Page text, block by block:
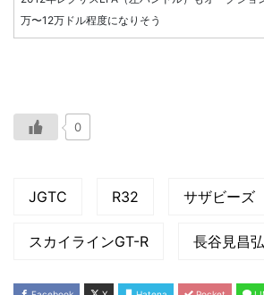
万〜12万ドル程度になりそう
0
JGTC R32 サザビーズ
スカイラインGT-R 長谷見昌弘